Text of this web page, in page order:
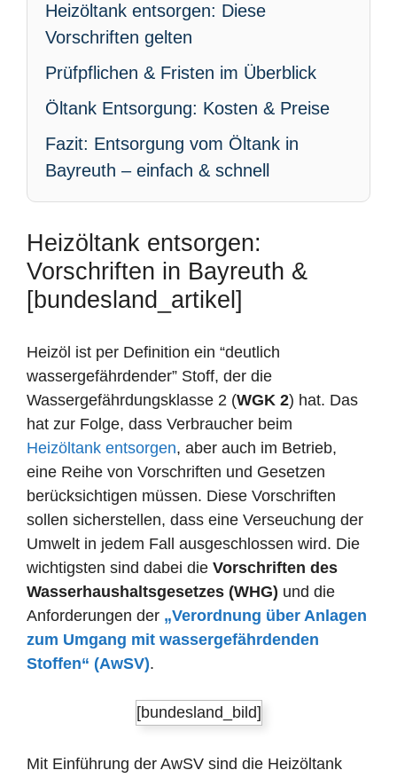
Heizöltank entsorgen: Diese
Vorschriften gelten
Prüfpflichen & Fristen im Überblick
Öltank Entsorgung: Kosten & Preise
Fazit: Entsorgung vom Öltank in
Bayreuth – einfach & schnell
Heizöltank entsorgen:
Vorschriften in Bayreuth &
[bundesland_artikel]
Heizöl ist per Definition ein “deutlich
wassergefährdender” Stoff, der die
Wassergefährdungsklasse 2 (WGK 2) hat. Das
hat zur Folge, dass Verbraucher beim
Heizöltank entsorgen, aber auch im Betrieb,
eine Reihe von Vorschriften und Gesetzen
berücksichtigen müssen. Diese Vorschriften
sollen sicherstellen, dass eine Verseuchung der
Umwelt in jedem Fall ausgeschlossen wird. Die
wichtigsten sind dabei die Vorschriften des
Wasserhaushaltsgesetzes (WHG) und die
Anforderungen der „Verordnung über Anlagen
zum Umgang mit wassergefährdenden
Stoffen“ (AwSV).
[bundesland_bild]
Mit Einführung der AwSV sind die Heizöltank